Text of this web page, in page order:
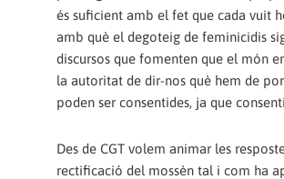
és suficient amb el fet que cada vuit
amb què el degoteig de feminicidis
discursos que fomenten que el món
la autoritat de dir-nos què hem de
poden ser consentides, ja que
Des de CGT volem animar les
rectificació del mossèn tal i com ha